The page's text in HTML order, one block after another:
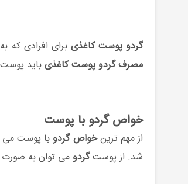
گردو پوست کاغذی برای افرادی که
مصرف گردو پوست کاغذیباید پوست
خواص گردو با پوست
از مهم ترینخواص گردوبا پوست می
شد. از پوستگردومی توان به صورت